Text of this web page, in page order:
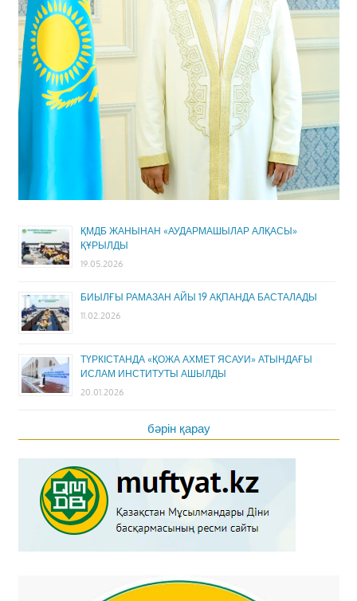
ҚМДБ ЖАНЫНАН «АУДАРМАШЫЛАР АЛҚАСЫ»
ҚҰРЫЛДЫ
19.05.2026
БИЫЛҒЫ РАМАЗАН АЙЫ 19 АҚПАНДА БАСТАЛАДЫ
11.02.2026
ТҮРКІСТАНДА «ҚОЖА АХМЕТ ЯСАУИ» АТЫНДАҒЫ
ИСЛАМ ИНСТИТУТЫ АШЫЛДЫ
20.01.2026
бәрін қарау